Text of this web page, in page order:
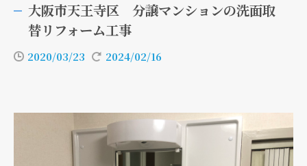
大阪市天王寺区 分譲マンションの洗面取
替リフォーム工事
2020/03/23 2024/02/16